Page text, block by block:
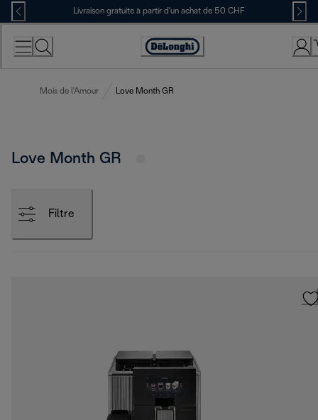
Skip
to
Content
Livraison gratuite à partir d'un achat de 50 CHF
Déclaration
Mois de l'Amour Love Month GR
Love Month GR
Filtre